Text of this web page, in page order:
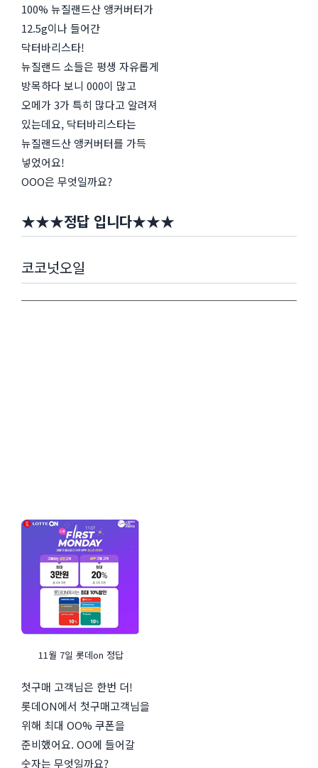
100% 뉴질랜드산 앵커버터가
12.5g이나 들어간
닥터바리스타!
뉴질랜드 소들은 평생 자유롭게
방목하다 보니 000이 많고
오메가 3가 특히 많다고 알려져
있는데요, 닥터바리스타는
뉴질랜드산 앵커버터를 가득
넣었어요!
OOO은 무엇일까요?
★★★정답 입니다★★★
코코넛오일
11월 7일 롯데on 정답
첫구매 고객님은 한번 더!
롯데ON에서 첫구매고객님을
위해 최대 OO% 쿠폰을
준비했어요. OO에 들어갈
숫자는 무엇일까요?